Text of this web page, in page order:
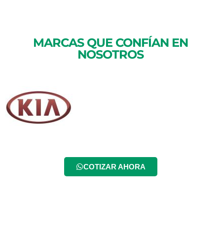
MARCAS QUE CONFÍAN EN
NOSOTROS
COTIZAR AHORA